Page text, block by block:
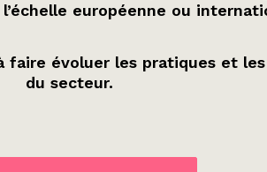
européenne ou
faire évoluer les pratiques et
du secteur.